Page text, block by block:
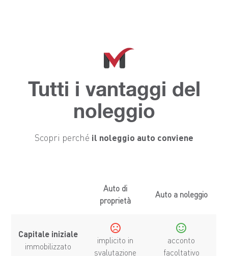
Tutti i vantaggi del
noleggio
Scopri perché il noleggio auto conviene
Auto di
proprietà
Auto a noleggio
Capitale iniziale
immobilizzato
sentiment_dissatisfied
implicito in
svalutazione
sentiment_satisfied
acconto
facoltativo